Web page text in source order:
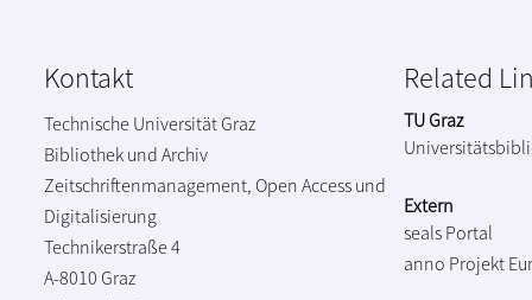
Kontakt
Technische Universität Graz
Bibliothek und Archiv
Zeitschriftenmanagement, Open Access und
Digitalisierung
Technikerstraße 4
A-8010 Graz
Related
TU Graz
Extern
seals Portal
anno Projekt